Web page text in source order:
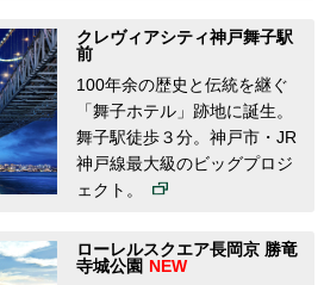
クレヴィアシティ神戸舞子駅
前
100年余の歴史と伝統を継ぐ
「舞子ホテル」跡地に誕生。
舞子駅徒歩３分。神戸市・JR
神戸線最大級のビッグプロジ
ェクト。
ローレルスクエア長岡京 勝竜
寺城公園